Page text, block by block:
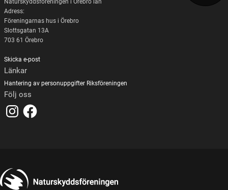
Naturskyddsföreningen i Örebro län
Adress:
Föreningarnas hus i Örebro
Slottsgatan 13A
703 61 Örebro
Skicka e-post
Länkar
Hantering av personuppgifter Riksföreningen
Följ oss